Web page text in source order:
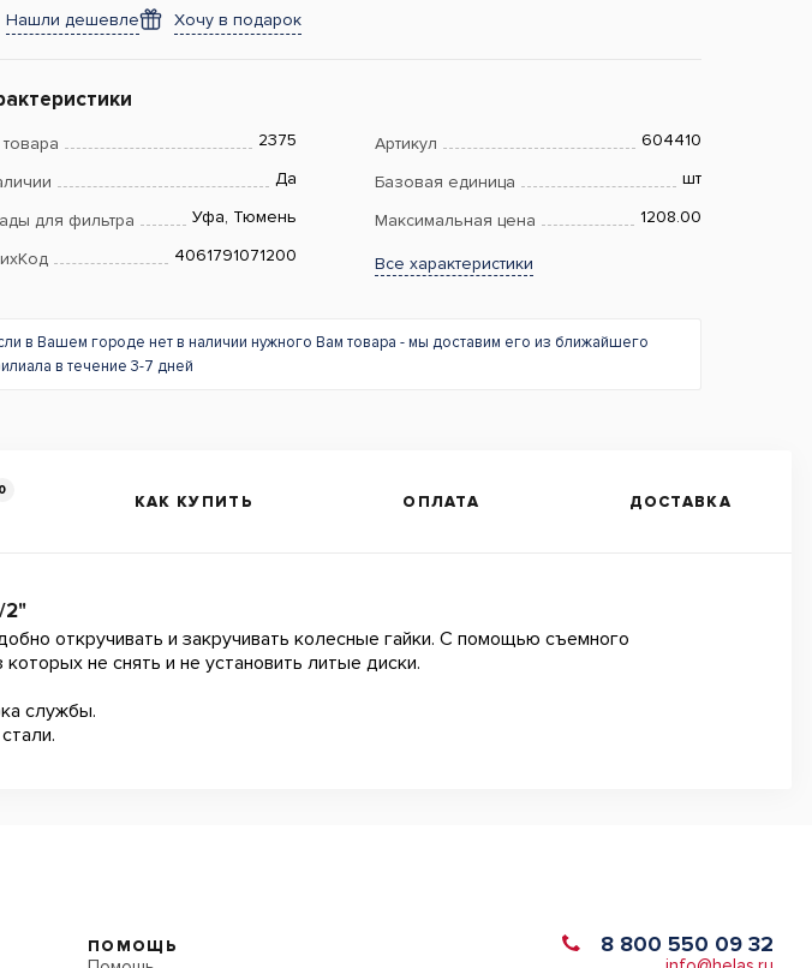
Нашли дешевле Хочу в подарок
2375 Артикул 604410
Да Базовая единица шт
для фильтра Уфа, Тюмень Максимальная цена 1208.00
4061791071200 Все характеристики
в Вашем городе нет в наличии нужного Вам товара - мы доставим его из ближайшего
в течение 3-7 дней
0
КАК КУПИТЬ ОПЛАТА ДОСТАВКА
2"
откручивать и закручивать колесные гайки. С помощью съемного
не снять и не установить литые диски.
службы.
ПОМОЩЬ 8 800 550 09 32